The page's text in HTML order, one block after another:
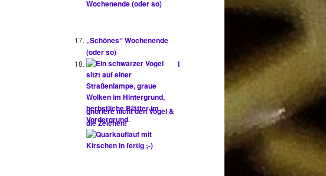
„Schönes“ Wochenende
(oder so)
I
gnoriere nicht den Vogel &
die Zeichen!